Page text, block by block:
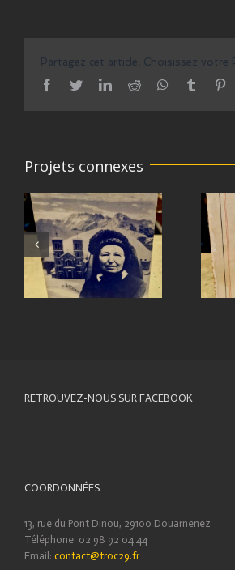
Partagez cet article, Choisissez votre
facebook
twitterlinkedinreddit whatsapptumblr
Projets connexes
RETROUVEZ-NOUS SUR FACEBOOK
COORDONNÉES
13, rue du Pont Dinou, 29100 Douarnenez
Téléphone: 02 98 92 04 44
Email: contact@troc29.fr